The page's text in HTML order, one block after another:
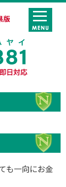
も一向にお金